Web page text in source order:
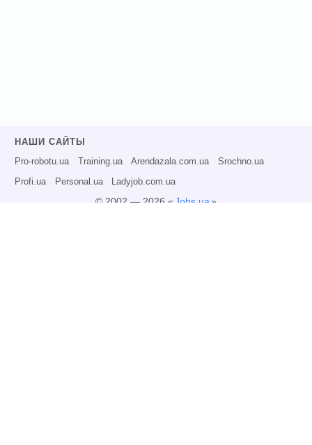
НАШИ САЙТЫ
Pro-robotu.ua Training.ua Arendazala.com.ua Srochno.ua
Profi.ua Personal.ua Ladyjob.com.ua
© 2002 — 2026 « Jobs.ua»